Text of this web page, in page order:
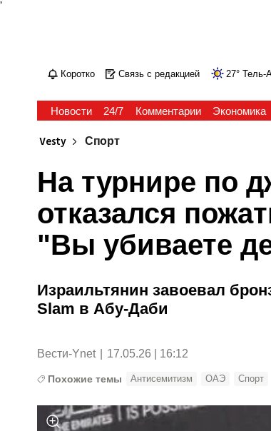
'
Коротко Связь с редакцией 27° Тель-
Новости 24/7 Комментарии Экономика
Vesty Спорт
На турнире по
отказался
"Вы убиваете
Израильтянин завоевал
Slam в Абу-Даби
Вести-Ynet 17.05.26 | 16:12
Похожие темы Антисемитизм ОАЭ Спорт